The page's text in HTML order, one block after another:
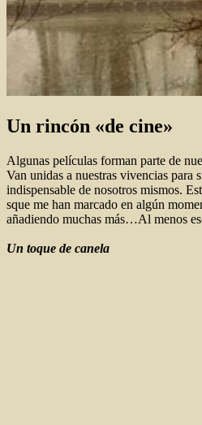
Un rincón «de cine»
Algunas películas forman parte de
Van unidas a nuestras vivencias para
indispensable de nosotros mismos.
sque me han marcado en algún
añadiendo muchas más…Al menos
Un toque de canela